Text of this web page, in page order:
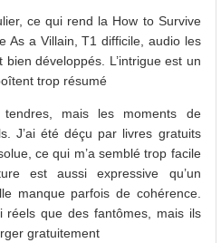
ce qui rend la How to Survive
As a Villain, T1 difficile, audio les
développés. L’intrigue est un
trop résumé
tendres, mais les moments de
J’ai été déçu par livres gratuits
ce qui m’a semblé trop facile
est aussi expressive qu’un
manque parfois de cohérence.
réels que des fantômes, mais ils
gratuitement